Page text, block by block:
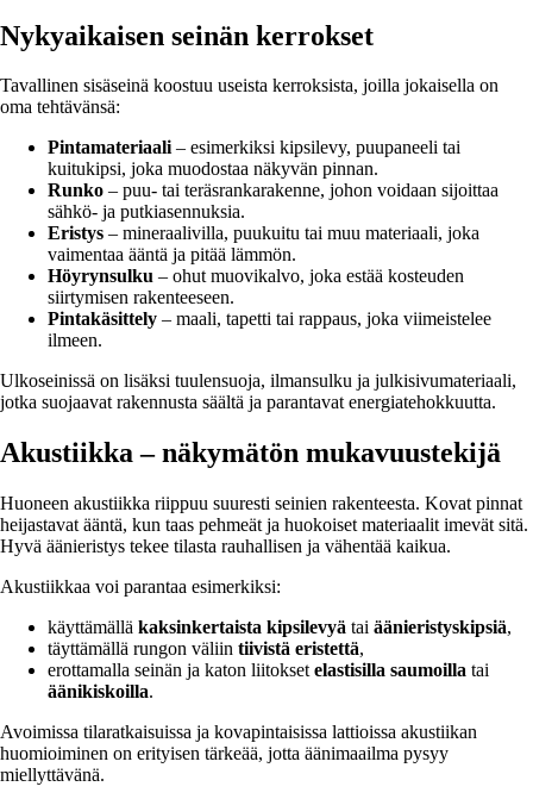
Nykyaikaisen seinän kerrokset
Tavallinen sisäseinä koostuu useista kerroksista, joilla jokaisella on
oma tehtävänsä:
Pintamateriaali– esimerkiksi kipsilevy, puupaneeli tai
kuitukipsi, joka muodostaa näkyvän pinnan.
Runko – puu- tai teräsrankarakenne, johon voidaan sijoittaa
sähkö- ja putkiasennuksia.
Eristys – mineraalivilla, puukuitu tai muu materiaali, joka
vaimentaa ääntä ja pitää lämmön.
Höyrynsulku – ohut muovikalvo, joka estää kosteuden
siirtymisen rakenteeseen.
Pintakäsittely – maali, tapetti tai rappaus, joka viimeistelee
ilmeen.
Ulkoseinissä on lisäksi tuulensuoja, ilmansulku ja julkisivumateriaali,
jotka suojaavat rakennusta säältä ja parantavat energiatehokkuutta.
Akustiikka – näkymätön mukavuustekijä
Huoneen akustiikka riippuu suuresti seinien rakenteesta. Kovat pinnat
heijastavat ääntä, kun taas pehmeät ja huokoiset materiaalit imevät sitä.
Hyvä äänieristys tekee tilasta rauhallisen ja vähentää kaikua.
Akustiikkaa voi parantaa esimerkiksi:
käyttämällä kaksinkertaista kipsilevyä tai äänieristyskipsiä,
täyttämällä rungon väliin tiivistä eristettä,
erottamalla seinän ja katon liitokset elastisilla saumoilla tai
äänikiskoilla.
Avoimissa tilaratkaisuissa ja kovapintaisissa lattioissa akustiikan
huomioiminen on erityisen tärkeää, jotta äänimaailma pysyy
miellyttävänä.